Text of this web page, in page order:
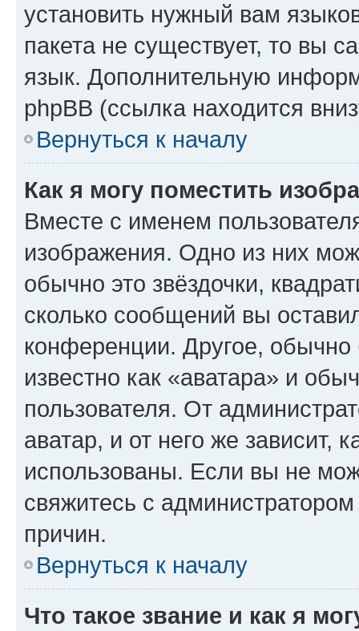
установить нужный вам
пакета не существует, то вы
язык. Дополнительную
phpBB (ссылка находится
Вернуться к началу
Как я могу поместить
Вместе с именем
изображения. Одно из них
обычно это звёздочки,
сколько сообщений вы
конференции. Другое,
известно как «аватара» и
пользователя. От
аватар, и от него же зависит,
использованы. Если вы не
свяжитесь с
причин.
Вернуться к началу
Что такое звание и как я